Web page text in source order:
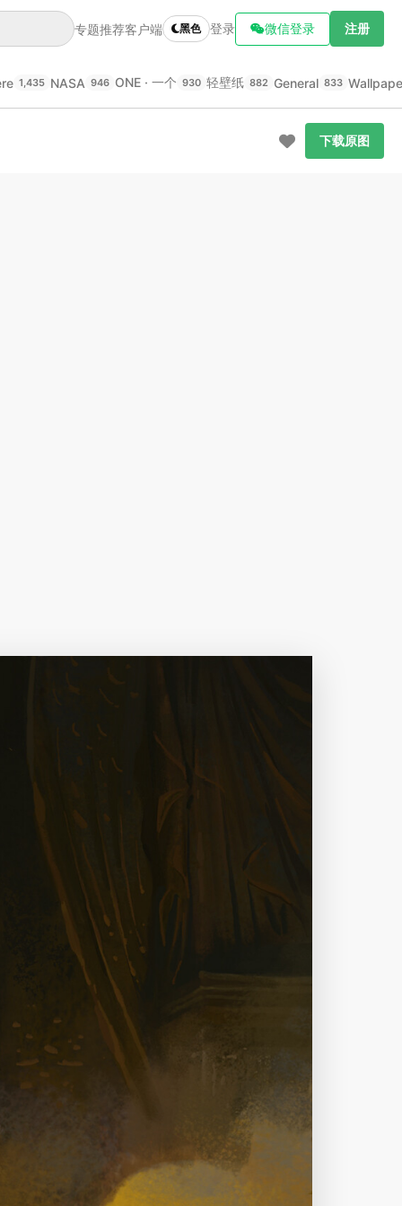
专题推荐客户端 黑色 登录 微信登录 注册
1,435 NASA 946 ONE · 一个 930 轻壁纸 882 General 833
下载原图